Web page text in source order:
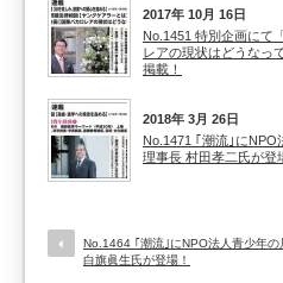
2017年 10月 16日
No.1451 特別企画にて
レアの現状はどうなっ
掲載！
2018年 3月 26日
No.1471 ｢潮流｣にNPO
理事長 村田孝二氏が登
No.1464 ｢潮流｣にNPO法人青少年の
白旗眞生氏が登場！